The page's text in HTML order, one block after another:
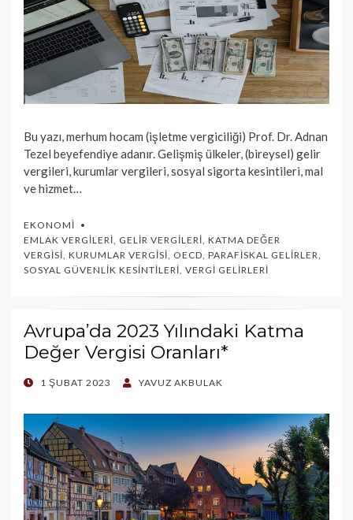
Bu yazı, merhum hocam (işletme vergiciliği) Prof. Dr. Adnan
Tezel beyefendiye adanır. Gelişmiş ülkeler, (bireysel) gelir
vergileri, kurumlar vergileri, sosyal sigorta kesintileri, mal
ve hizmet…
EKONOMI
EMLAK VERGILERI, GELIR VERGILERI, KATMA DEĞER
VERGISI, KURUMLAR VERGISI, OECD, PARAFISKAL GELIRLER,
SOSYAL GÜVENLIK KESINTILERI, VERGI GELIRLERI
Avrupa’da 2023 Yılındaki Katma
Değer Vergisi Oranları*
POSTED
1 ŞUBAT 2023 YAVUZ AKBULAK